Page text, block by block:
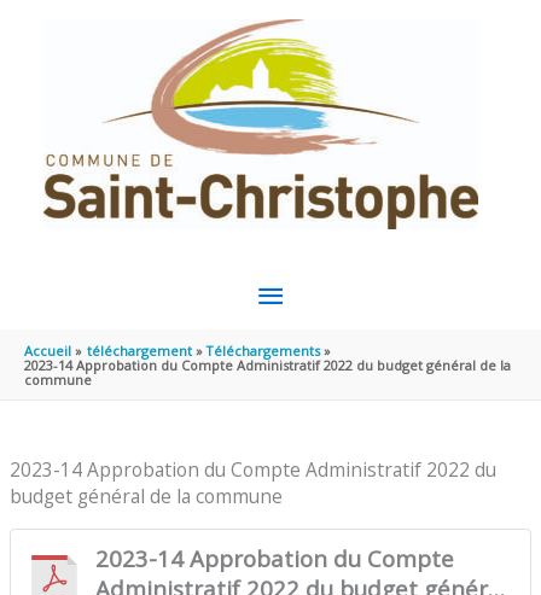
MENU
PRINCIPAL
Accueil téléchargement
Téléchargements
2023-14 Approbation du Compte Administratif 2022 du budget général de la
commune
2023-14 Approbation du Compte Administratif 2022 du
budget général de la commune
2023-14 Approbation du Compte
Administratif 2022 du budget général